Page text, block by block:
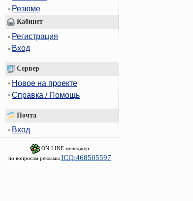
Резюме
Кабинет
Регистрация
Вход
Сервер
Новое на проекте
Справка / Помощь
Почта
Вход
ON-LINE менеджер
по вопросам рекламы ICQ:468505597